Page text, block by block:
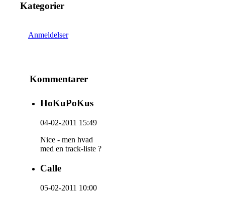
Kategorier
Anmeldelser
Kommentarer
HoKuPoKus
04-02-2011 15:49
Nice - men hvad
med en track-liste ?
Calle
05-02-2011 10:00